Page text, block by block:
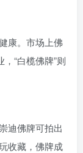
康。市场上佛
“白榄佛牌”则
迪佛牌可拍出
收藏，佛牌成